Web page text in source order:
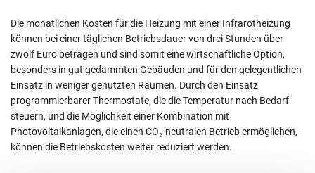
Die monatlichen Kosten für die Heizung mit einer Infrarotheizung
können bei einer täglichen Betriebsdauer von drei Stunden über
zwölf Euro betragen und sind somit eine wirtschaftliche Option,
besonders in gut gedämmten Gebäuden und für den gelegentlichen
Einsatz in weniger genutzten Räumen. Durch den Einsatz
programmierbarer Thermostate, die die Temperatur nach Bedarf
steuern, und die Möglichkeit einer Kombination mit
Photovoltaikanlagen, die einen CO₂-neutralen Betrieb ermöglichen,
können die Betriebskosten weiter reduziert werden.